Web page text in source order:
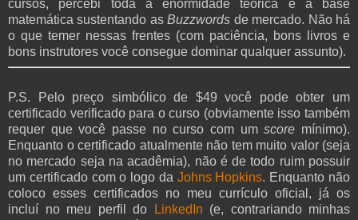
cursos, percebi toda a enormidade teórica e a base
matemática sustentando asBuzzwords de mercado. Não há
o que temer nessas frentes (com paciência, bons livros e
bons instrutores você consegue dominar qualquer assunto).
P.S. Pelo preço simbólico de $49 você pode obter um
certificado verificado para o curso (obviamente isso também
requer que você passe no curso com umscore mínimo).
Enquanto o certificado atualmente não tem muito valor (seja
no mercado seja na acadêmia), não é de todo ruim possuir
um certificado com o logo da Johns Hopkins. Enquanto não
coloco esses certificados no meu currículo oficial, já os
incluí no meu perfil do
LinkedIn (e, contrariando minhas